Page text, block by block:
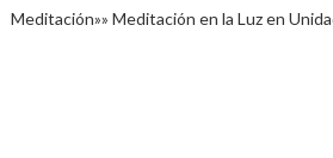
Meditación»» Meditación en la Luz en